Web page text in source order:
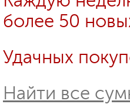
более 50
Удачных
Найти все